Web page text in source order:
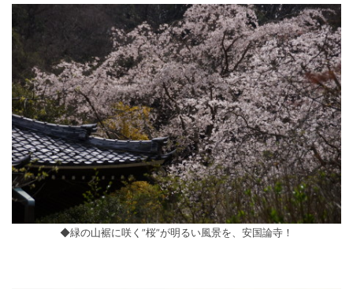
◆緑の山裾に咲く”桜”が明るい風景を、安国論寺！